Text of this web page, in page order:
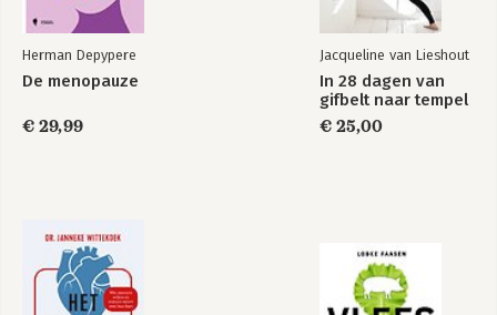
Herman Depypere
De menopauze
€ 29,99
Jacqueline van Lieshout
In 28 dagen van
gifbelt naar tempel
€ 25,00